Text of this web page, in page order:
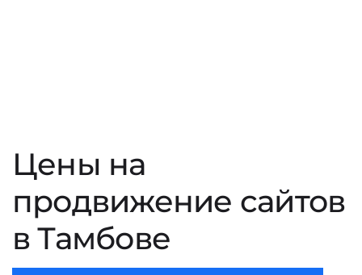
Цены на
продвижение сайтов
в Тамбове